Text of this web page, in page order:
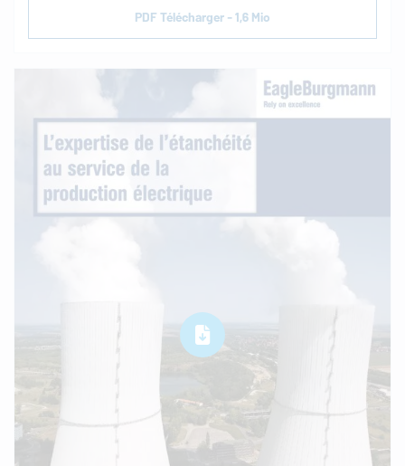
PDF Télécharger - 1,6 Mio